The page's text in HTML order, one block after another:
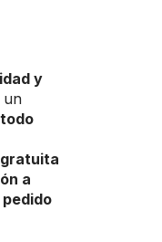
y
un
a
pedido